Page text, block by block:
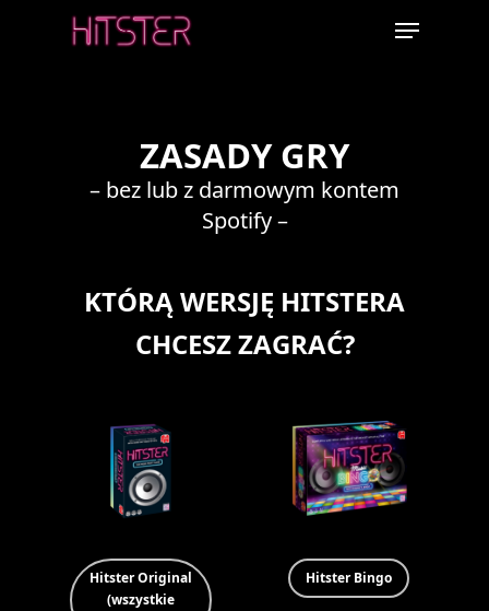
Menu
ZASADY GRY
– bez lub z darmowym kontem
Spotify –
KTÓRĄ WERSJĘ HITSTERA
CHCESZ ZAGRAĆ?
Hitster Original
(wszystkie
Hitster Bingo